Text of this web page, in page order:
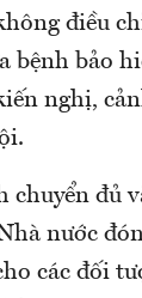
điều
bệnh bảo
nghị,
chuyển đủ
nước
các đối